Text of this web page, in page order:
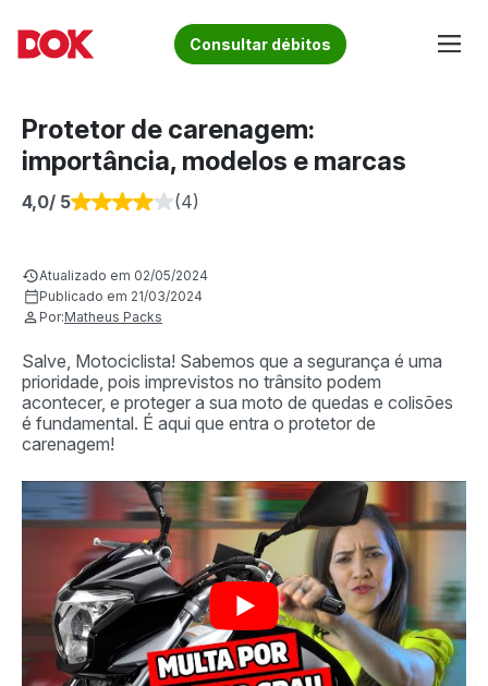
content
Acesse o Blog e conheça todos os nossos artigos | DOK
Fique por dentro de artigos sobre o trânsito brasileiro!
Conheça informações sobre licenciamento, ipva, multas e
Consultar débitos
Protetor de carenagem:
importância, modelos e marcas
4,0/ 5 (4)
Atualizado em 02/05/2024
Publicado em 21/03/2024
Por:Matheus Packs
Salve, Motociclista! Sabemos que a segurança é uma
prioridade, pois imprevistos no trânsito podem
acontecer, e proteger a sua moto de quedas e colisões
é fundamental. É aqui que entra o protetor de
carenagem!